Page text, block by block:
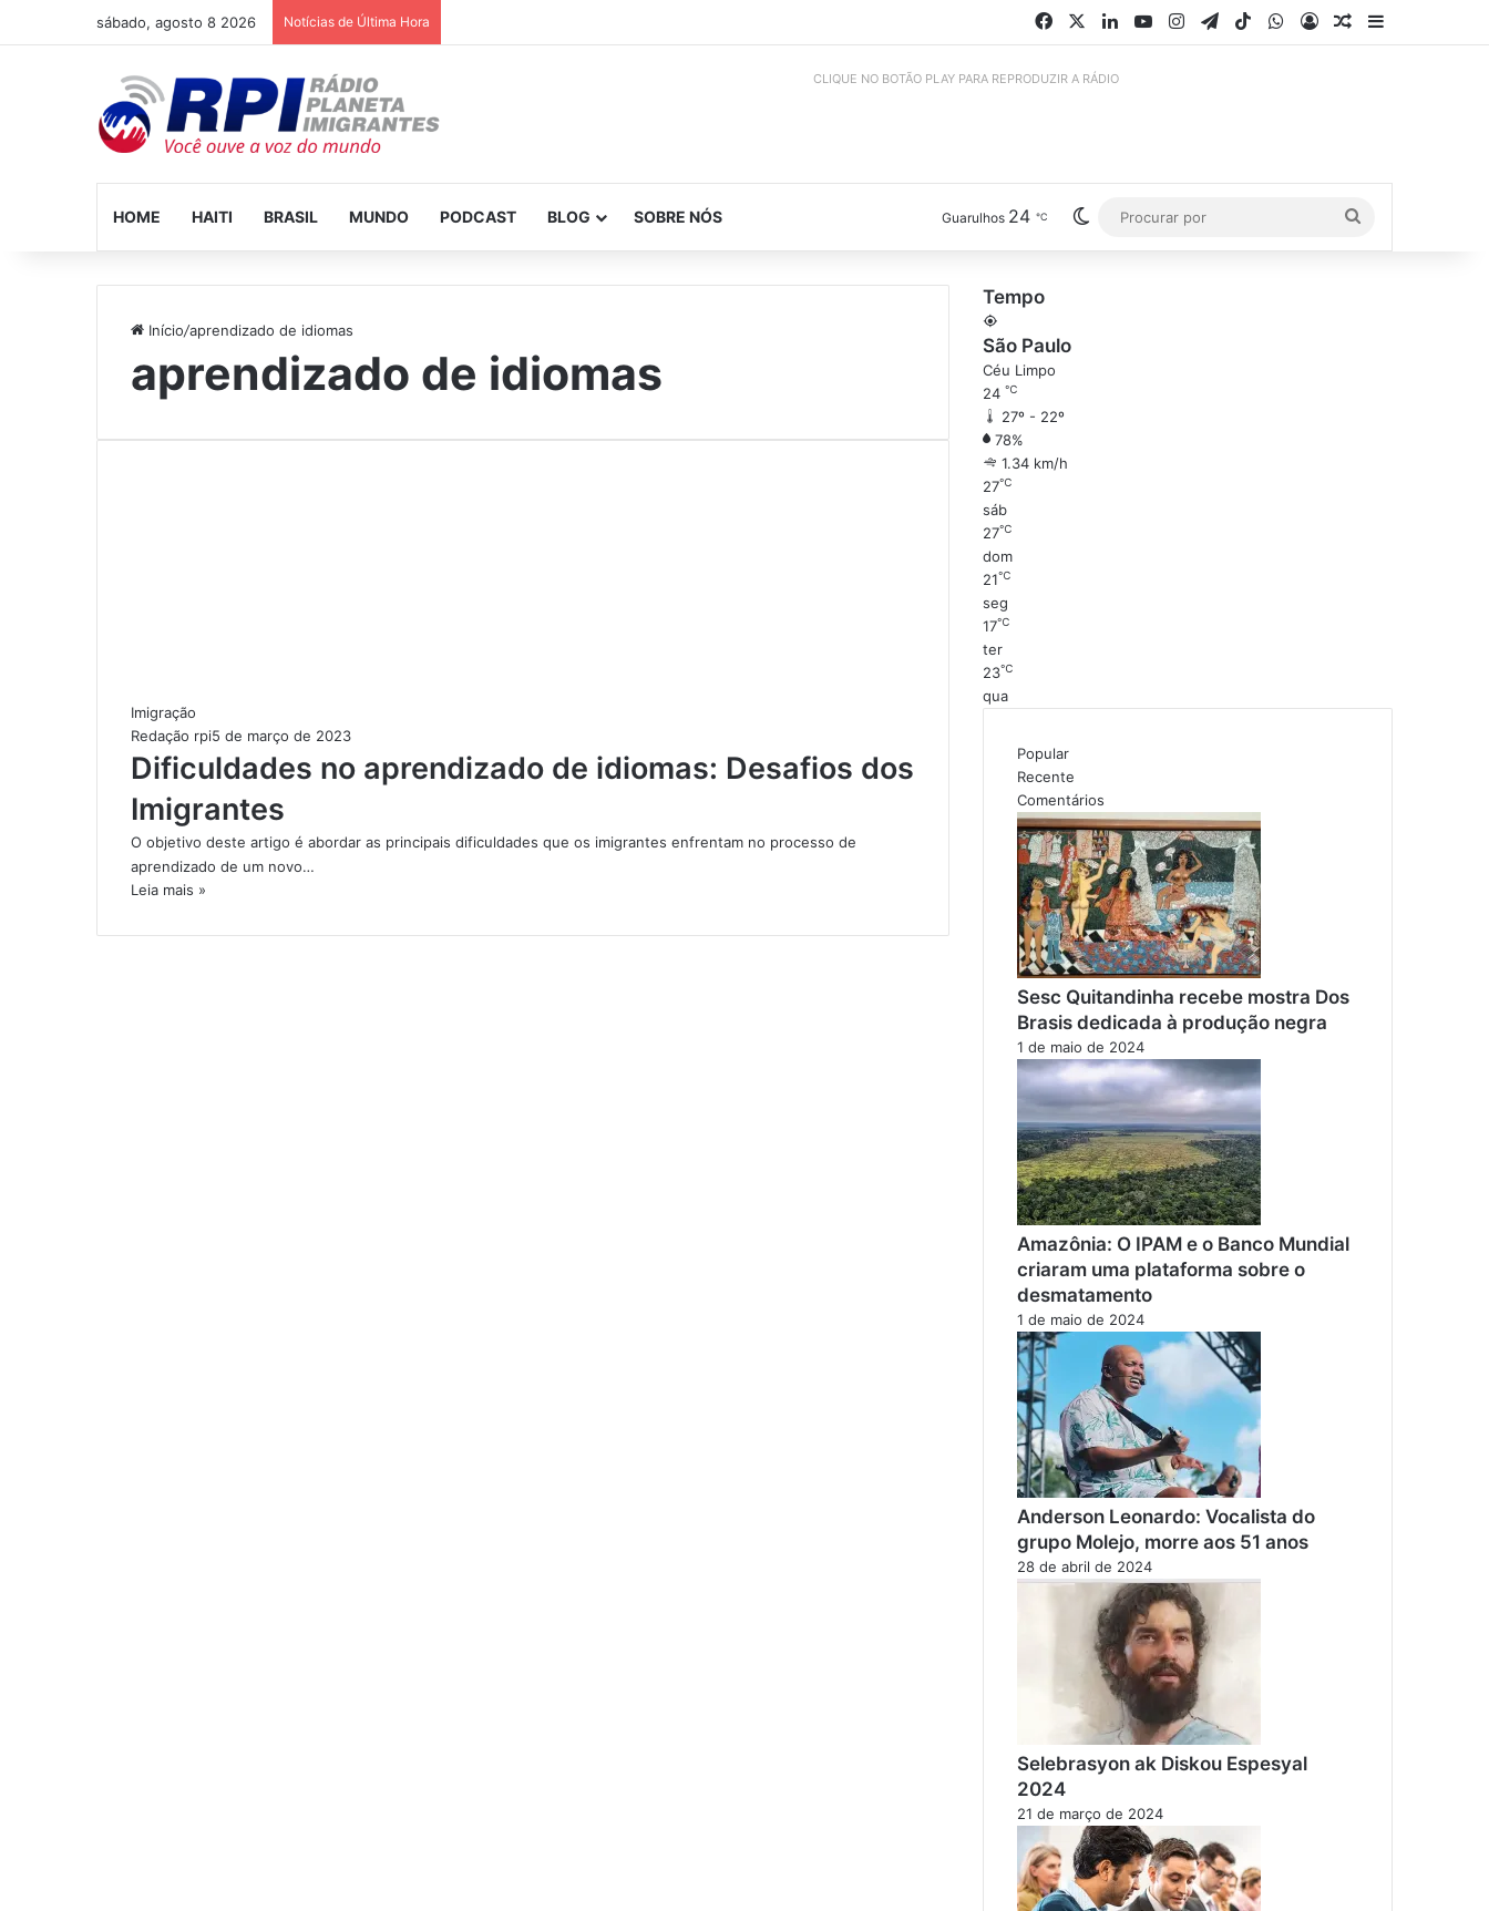
sábado, agosto 8 2026 Notícias de Última Hora FacebookLinkedinYouTubeInstagramTelegramTikTokWhatsApp
EntrarArtigo aleatório
CLIQUE NO BOTÃO PLAY PARA REPRODUZIR A RÁDIO
HOME HAITI BRASIL MUNDO PODCAST BLOG SOBRE NÓS Guarulhos 24 ℃ Switch skin
por
Início/aprendizado de idiomas
aprendizado de idiomas
Imigração
Redação rpi5 de março de 2023
Dificuldades no aprendizado de idiomas: Desafios dos
Imigrantes
O objetivo deste artigo é abordar as principais dificuldades que os imigrantes enfrentam no processo de
aprendizado de um novo…
Leia mais »
Tempo
São Paulo
Céu Limpo
24 ℃
27º - 22º
78%
1.34 km/h
27℃
sáb
27℃
dom
21℃
seg
17℃
ter
23℃
qua
Popular
Recente
Comentários
Sesc Quitandinha recebe mostra Dos
Brasis dedicada à produção negra
1 de maio de 2024
Amazônia: O IPAM e o Banco Mundial
criaram uma plataforma sobre o
desmatamento
1 de maio de 2024
Anderson Leonardo: Vocalista do
grupo Molejo, morre aos 51 anos
28 de abril de 2024
Selebrasyon ak Diskou Espesyal
2024
21 de março de 2024